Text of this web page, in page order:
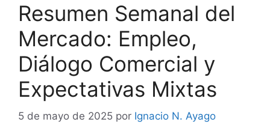
Resumen Semanal del
Mercado: Empleo,
Diálogo Comercial y
Expectativas Mixtas
5 de mayo de 2025 por Ignacio N. Ayago